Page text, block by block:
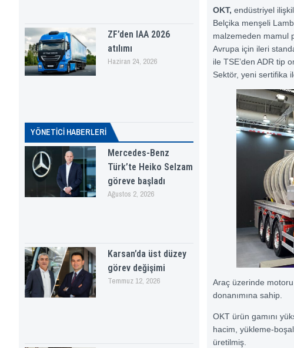
ZF’den IAA 2026
atılımı
Haziran 24, 2026
YÖNETICI HABERLERI
Mercedes-Benz
Türk’te Heiko Selzam
göreve başladı
Ağustos 2, 2026
Karsan’da üst düzey
görev değişimi
Temmuz 12, 2026
OKT, endüstriyel
Belçika menşeli
malzemeden mamul
Avrupa için ileri
ile TSE’den ADR tip
Sektör, yeni sertifika
Araç üzerinde motoru
donanımına sahip.
OKT ürün gamını
hacim, yükleme-
üretilmiş.